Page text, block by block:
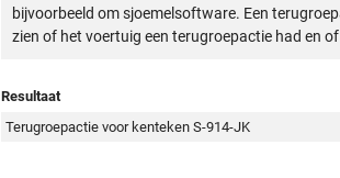
bijvoorbeeld om sjoemelsoftware. Een
zien of het voertuig een terugroepactie had en
Resultaat
Terugroepactie voor kenteken S-914-JK